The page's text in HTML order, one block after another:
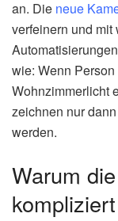
an. Die neue
verfeinern und mit
wie: Wenn
Wohnzimmerlicht
zeichnen nur
werden.
Warum